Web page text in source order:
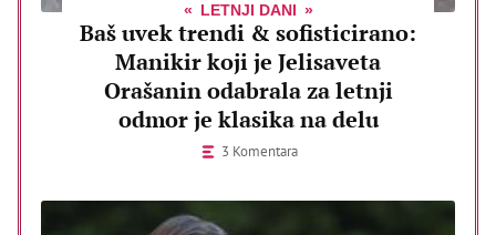
LETNJI DANI
Baš uvek trendi & sofisticirano:
Manikir koji je Jelisaveta
Orašanin odabrala za letnji
odmor je klasika na delu
3 Komentara